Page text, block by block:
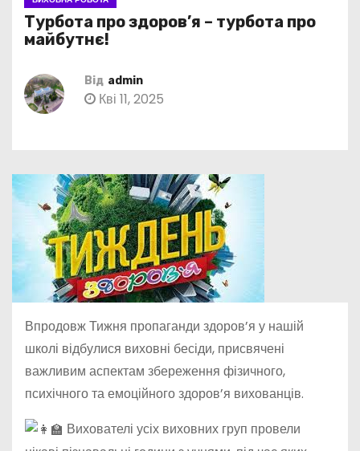
Турбота про здоров’я – турбота про
майбутнє!
Від admin
Кві 11, 2025
Впродовж Тижня пропаганди здоров’я у нашій
школі відбулися виховні бесіди, присвячені
важливим аспектам збереження фізичного,
психічного та емоційного здоров’я вихованців.
Вихователі усіх виховних груп провели